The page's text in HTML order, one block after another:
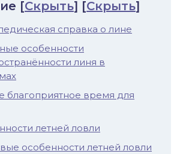
[Скрыть] [Скрыть]
справка о лине
особенности
линя в
благоприятное время для
летней ловли
особенности летней ловли